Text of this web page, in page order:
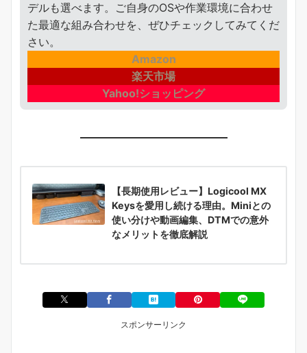
デルも選べます。ご自身のOSや作業環境に合わせ
た最適な組み合わせを、ぜひチェックしてみてくだ
さい。
Amazon
楽天市場
Yahoo!ショッピング
【長期使用レビュー】Logicool MX
Keysを愛用し続ける理由。Miniとの
使い分けや動画編集、DTMでの意外
なメリットを徹底解説
スポンサーリンク